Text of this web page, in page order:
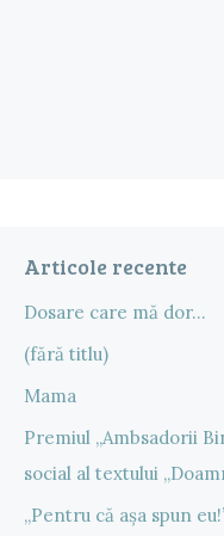
Articole recente
Dosare care mă dor…
(fără titlu)
Mama
Premiul „Ambsadorii
social al textului
„Pentru că așa spun